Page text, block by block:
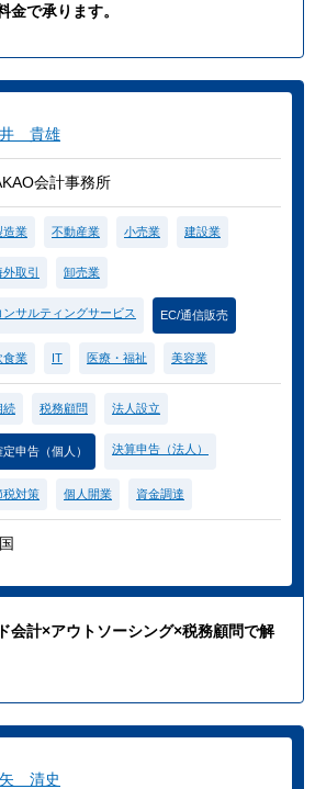
金で承ります。
貴雄
会計事務所
造業 不動産業 小売業 建設業
外取引 卸売業
ンサルティングサービス EC/通信販売
食業 IT 医療・福祉 美容業
続 税務顧問 法人設立
定申告（個人） 決算申告（法人）
税対策 個人開業 資金調達
会計×アウトソーシング×税務顧問で解
清史